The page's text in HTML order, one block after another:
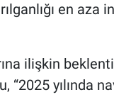
en aza
ilişkin
“2025 yılında